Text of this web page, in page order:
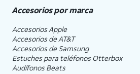
Accesorios por marca
Accesorios Apple
Accesorios deAT&T
Accesorios de Samsung
Estuches para teléfonos Otterbox
Audífonos Beats